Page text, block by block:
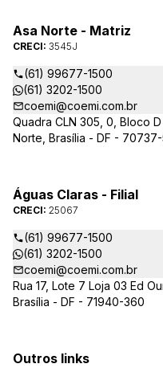
Asa Norte - Matriz
CRECI: 3545J
(61) 99677-1500
(61) 3202-1500
coemi@coemi.com.br
Quadra CLN 305, 0, Bloco
Norte, Brasília - DF -
Águas Claras - Filial
CRECI: 25067
(61) 99677-1500
(61) 3202-1500
coemi@coemi.com.br
Rua 17, Lote 7 Loja 03 Ed
Brasília - DF - 71940-360
Outros links